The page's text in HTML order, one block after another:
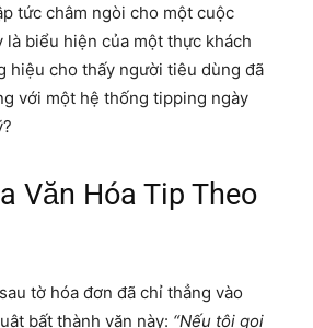
tức châm ngòi cho một cuộc
là biểu hiện của một thực khách
hiệu cho thấy người tiêu dùng đã
với một hệ thống tipping ngày
Văn Hóa Tip Theo
tờ hóa đơn đã chỉ thẳng vào
bất thành văn này: “Nếu tôi gọi